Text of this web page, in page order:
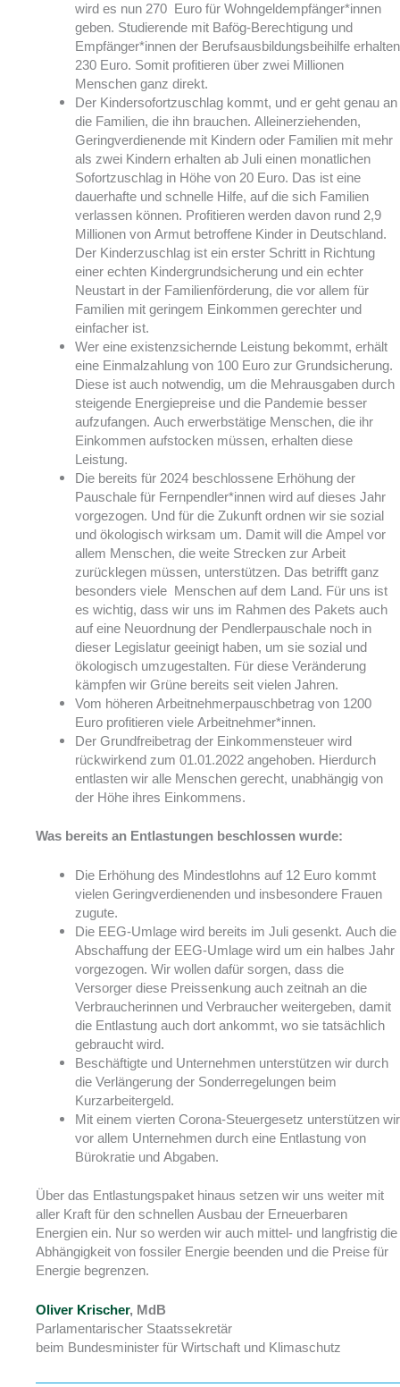
wird es nun 270 Euro für Wohngeldempfänger*innen
geben. Studierende mit Bafög-Berechtigung und
Empfänger*innen der Berufsausbildungsbeihilfe erhalten
230 Euro. Somit profitieren über zwei Millionen
Menschen ganz direkt.
Der Kindersofortzuschlag kommt, und er geht genau an
die Familien, die ihn brauchen. Alleinerziehenden,
Geringverdienende mit Kindern oder Familien mit mehr
als zwei Kindern erhalten ab Juli einen monatlichen
Sofortzuschlag in Höhe von 20 Euro. Das ist eine
dauerhafte und schnelle Hilfe, auf die sich Familien
verlassen können. Profitieren werden davon rund 2,9
Millionen von Armut betroffene Kinder in Deutschland.
Der Kinderzuschlag ist ein erster Schritt in Richtung
einer echten Kindergrundsicherung und ein echter
Neustart in der Familienförderung, die vor allem für
Familien mit geringem Einkommen gerechter und
einfacher ist.
Wer eine existenzsichernde Leistung bekommt, erhält
eine Einmalzahlung von 100 Euro zur Grundsicherung.
Diese ist auch notwendig, um die Mehrausgaben durch
steigende Energiepreise und die Pandemie besser
aufzufangen. Auch erwerbstätige Menschen, die ihr
Einkommen aufstocken müssen, erhalten diese
Leistung.
Die bereits für 2024 beschlossene Erhöhung der
Pauschale für Fernpendler*innen wird auf dieses Jahr
vorgezogen. Und für die Zukunft ordnen wir sie sozial
und ökologisch wirksam um. Damit will die Ampel vor
allem Menschen, die weite Strecken zur Arbeit
zurücklegen müssen, unterstützen. Das betrifft ganz
besonders viele Menschen auf dem Land. Für uns ist
es wichtig, dass wir uns im Rahmen des Pakets auch
auf eine Neuordnung der Pendlerpauschale noch in
dieser Legislatur geeinigt haben, um sie sozial und
ökologisch umzugestalten. Für diese Veränderung
kämpfen wir Grüne bereits seit vielen Jahren.
Vom höheren Arbeitnehmerpauschbetrag von 1200
Euro profitieren viele Arbeitnehmer*innen.
Der Grundfreibetrag der Einkommensteuer wird
rückwirkend zum 01.01.2022 angehoben. Hierdurch
entlasten wir alle Menschen gerecht, unabhängig von
der Höhe ihres Einkommens.
Was bereits an Entlastungen beschlossen wurde:
Die Erhöhung des Mindestlohns auf 12 Euro kommt
vielen Geringverdienenden und insbesondere Frauen
zugute.
Die EEG-Umlage wird bereits im Juli gesenkt. Auch die
Abschaffung der EEG-Umlage wird um ein halbes Jahr
vorgezogen. Wir wollen dafür sorgen, dass die
Versorger diese Preissenkung auch zeitnah an die
Verbraucherinnen und Verbraucher weitergeben, damit
die Entlastung auch dort ankommt, wo sie tatsächlich
gebraucht wird.
Beschäftigte und Unternehmen unterstützen wir durch
die Verlängerung der Sonderregelungen beim
Kurzarbeitergeld.
Mit einem vierten Corona-Steuergesetz unterstützen wir
vor allem Unternehmen durch eine Entlastung von
Bürokratie und Abgaben.
Über das Entlastungspaket hinaus setzen wir uns weiter mit
aller Kraft für den schnellen Ausbau der Erneuerbaren
Energien ein. Nur so werden wir auch mittel- und langfristig die
Abhängigkeit von fossiler Energie beenden und die Preise für
Energie begrenzen.
Oliver Krischer, MdB
Parlamentarischer Staatssekretär
beim Bundesminister für Wirtschaft und Klimaschutz